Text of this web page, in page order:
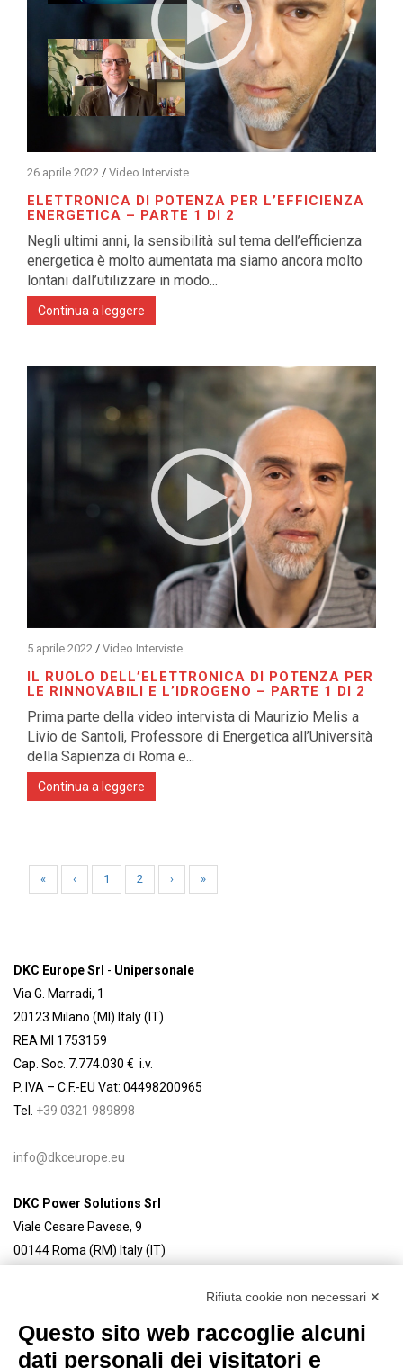
26 aprile 2022 / Video Interviste
ELETTRONICA DI POTENZA PER L’EFFICIENZA
ENERGETICA – PARTE 1 DI 2
Negli ultimi anni, la sensibilità sul tema dell’efficienza
energetica è molto aumentata ma siamo ancora molto
lontani dall’utilizzare in modo...
Continua a leggere
5 aprile 2022 / Video Interviste
IL RUOLO DELL’ELETTRONICA DI POTENZA PER
LE RINNOVABILI E L’IDROGENO – PARTE 1 DI 2
Prima parte della video intervista di Maurizio Melis a
Livio de Santoli, Professore di Energetica all’Università
della Sapienza di Roma e...
Continua a leggere
« ‹ 1 2 › »
DKC Europe Srl - Unipersonale
Via G. Marradi, 1
20123 Milano (MI) Italy (IT)
REA MI 1753159
Cap. Soc. 7.774.030 € i.v.
P. IVA – C.F.-EU Vat: 04498200965
Tel. +39 0321 989898
info@dkceurope.eu
DKC Power Solutions Srl
Viale Cesare Pavese, 9
00144 Roma (RM) Italy (IT)
Cap. Soc/Fully paid-up share capital 4.450.000 € i.v.
Rifiuta cookie non necessari ✕
Questo sito web raccoglie alcuni
dati personali dei visitatori e